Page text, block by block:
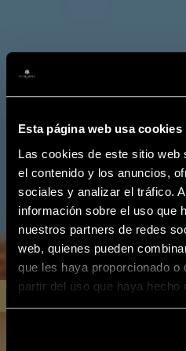
Esta página web usa cookies
Las cookies de este sitio web
el contenido y los anuncios,
sociales y analizar el tráfico.
información sobre el uso que
nuestros partners de redes
web, quienes pueden
que les haya proporcionado o
partir del uso que haya hecho